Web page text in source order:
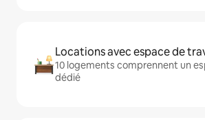
Locations avec espace de
10 logements comprennent un
dédié